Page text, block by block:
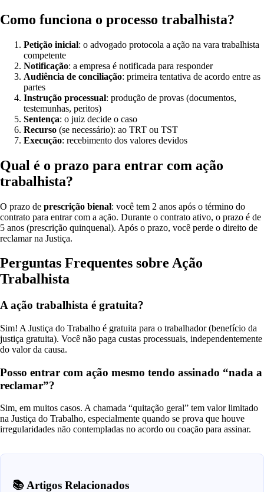
Como funciona o processo trabalhista?
Petição inicial: o advogado protocola a ação na vara trabalhista
competente
Notificação: a empresa é notificada para responder
Audiência de conciliação: primeira tentativa de acordo entre as
partes
Instrução processual: produção de provas (documentos,
testemunhas, peritos)
Sentença: o juiz decide o caso
Recurso (se necessário): ao TRT ou TST
Execução: recebimento dos valores devidos
Qual é o prazo para entrar com ação
trabalhista?
O prazo de prescrição bienal: você tem 2 anos após o término do
contrato para entrar com a ação. Durante o contrato ativo, o prazo é de
5 anos (prescrição quinquenal). Após o prazo, você perde o direito de
reclamar na Justiça.
Perguntas Frequentes sobre Ação
Trabalhista
A ação trabalhista é gratuita?
Sim! A Justiça do Trabalho é gratuita para o trabalhador (benefício da
justiça gratuita). Você não paga custas processuais, independentemente
do valor da causa.
Posso entrar com ação mesmo tendo assinado “nada a
reclamar”?
Sim, em muitos casos. A chamada “quitação geral” tem valor limitado
na Justiça do Trabalho, especialmente quando se prova que houve
irregularidades não contempladas no acordo ou coação para assinar.
📚 Artigos Relacionados